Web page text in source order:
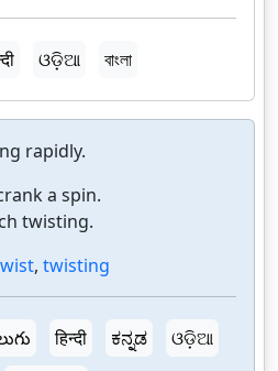
ଓଡ଼ିଆ বাংলা
rapidly.
a spin.
twisting.
, twisting
हिन्दी ಕನ್ನಡ
ଓଡ଼ିଆ